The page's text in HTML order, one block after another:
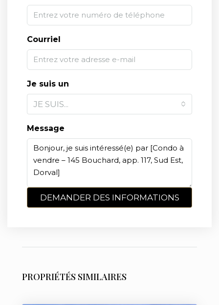
Courriel
Je suis un
JE SUIS...
Message
DEMANDER DES INFORMATIONS
PROPRIÉTÉS SIMILAIRES